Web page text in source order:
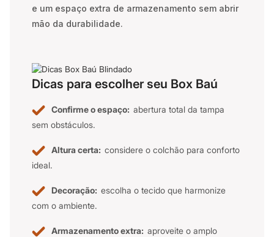
e um espaço extra de armazenamento sem abrir
mão da durabilidade.
Dicas para escolher seu Box Baú
Confirme o espaço: abertura total da tampa
sem obstáculos.
Altura certa: considere o colchão para conforto
ideal.
Decoração: escolha o tecido que harmonize
com o ambiente.
Armazenamento extra: aproveite o amplo